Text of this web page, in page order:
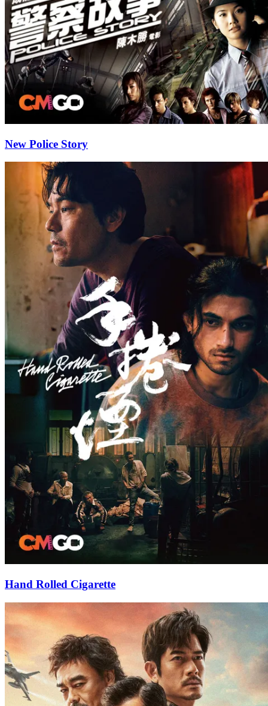
New Police Story
Hand Rolled Cigarette